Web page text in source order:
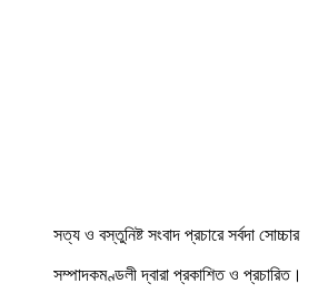
সত্য ও বস্তুনিষ্ট সংবাদ প্রচারে সর্বদা সোচ্চার
সম্পাদকমণ্ডলী দ্বারা প্রকাশিত ও প্রচারিত।